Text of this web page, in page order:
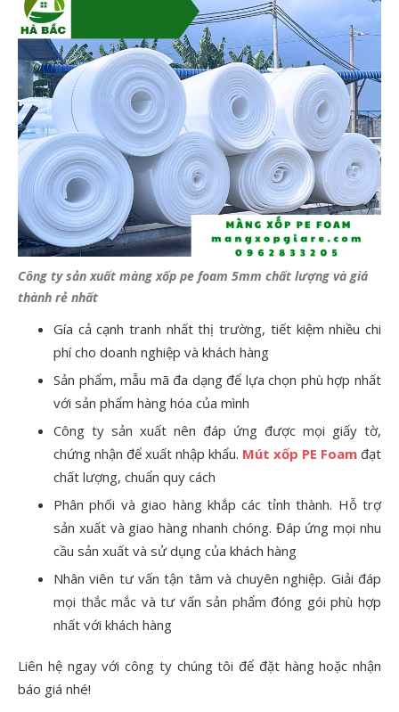
Công ty sản xuất màng xốp pe foam 5mm chất lượng và giá
thành rẻ nhất
Gía cả cạnh tranh nhất thị trường, tiết kiệm nhiều chi
phí cho doanh nghiệp và khách hàng
Sản phẩm, mẫu mã đa dạng để lựa chọn phù hợp nhất
với sản phẩm hàng hóa của mình
Công ty sản xuất nên đáp ứng được mọi giấy tờ,
chứng nhận để xuất nhập khẩu. Mút xốp PE Foam đạt
chất lượng, chuẩn quy cách
Phân phối và giao hàng khắp các tỉnh thành. Hỗ trợ
sản xuất và giao hàng nhanh chóng. Đáp ứng mọi nhu
cầu sản xuất và sử dụng của khách hàng
Nhân viên tư vấn tận tâm và chuyên nghiệp. Giải đáp
mọi thắc mắc và tư vấn sản phẩm đóng gói phù hợp
nhất với khách hàng
Liên hệ ngay với công ty chúng tôi để đặt hàng hoặc nhận
báo giá nhé!